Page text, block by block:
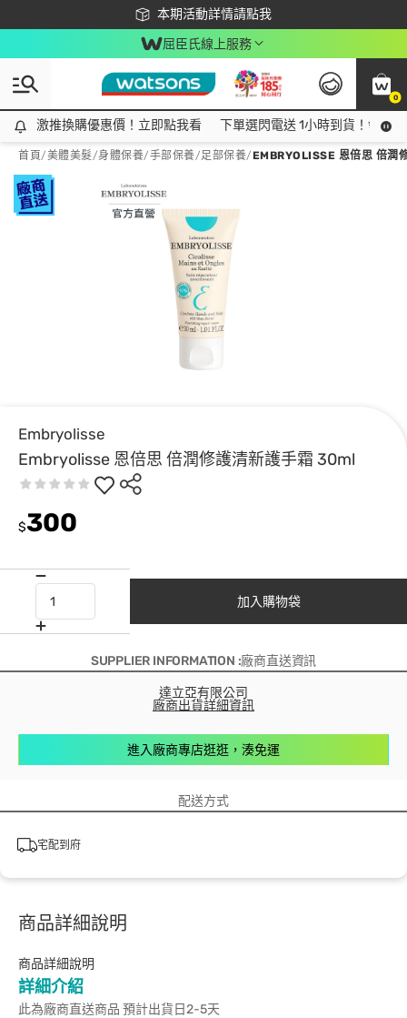
本期活動詳情請點我
下載app最高回饋$350
屈臣氏線上服務
0
激推換購優惠價！立即點我看
激推換購優惠價！立即點我看 下單選閃電送 1小時到貨！領神
首頁/美體美髮/身體保養/手部保養/足部保養/EMBRYOLISSE 恩倍思 倍潤
Embryolisse
Embryolisse 恩倍思 倍潤修護清新護手霜 30ml
$300
加入購物袋
SUPPLIER INFORMATION :廠商直送資訊
達立亞有限公司
廠商出貨詳細資訊
進入廠商專店逛逛，湊免運
配送方式
宅配到府
商品詳細說明
商品詳細說明
詳細介紹
此為廠商直送商品 預計出貨日2-5天